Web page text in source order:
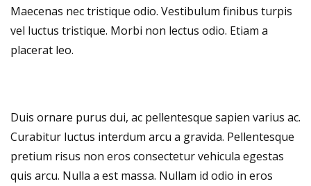
Maecenas nec tristique odio. Vestibulum finibus turpis
vel luctus tristique. Morbi non lectus odio. Etiam a
placerat leo.
Duis ornare purus dui, ac pellentesque sapien varius ac.
Curabitur luctus interdum arcu a gravida. Pellentesque
pretium risus non eros consectetur vehicula egestas
quis arcu. Nulla a est massa. Nullam id odio in eros